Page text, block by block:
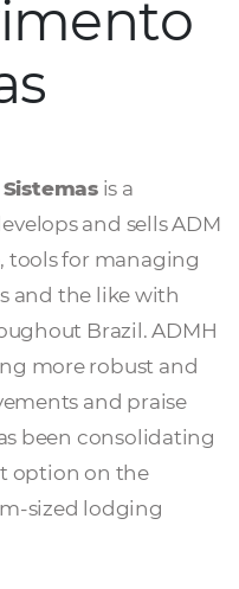
de Sistemasis a
develops and
tools for
and the like
throughout Brazil.
more robust